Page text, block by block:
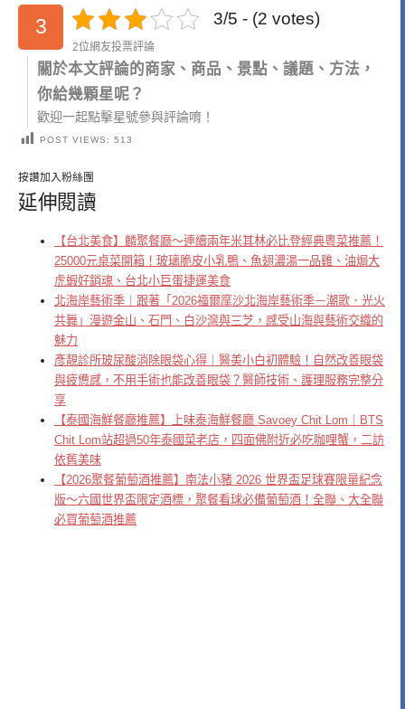
3 3/5 - (2 votes)
2位網友投票評論
關於本文評論的商家、商品、景點、議題、方法，
你給幾顆星呢？
歡迎一起點擊星號參與評論唷！
POST VIEWS: 513
按讚加入粉絲團
延伸閱讀
【台北美食】麟聚餐廳～連續兩年米其林必比登經典粵菜推薦！
25000元桌菜開箱！玻璃脆皮小乳鴨、魚翅濃湯一品雞、油焗大
虎蝦好銷魂、台北小巨蛋捷運美食
北海岸藝術季｜跟著「2026福爾摩沙北海岸藝術季－潮歌．光火
共舞」漫遊金山、石門、白沙灣與三芝，感受山海與藝術交織的
魅力
彥靚診所玻尿酸消除眼袋心得｜醫美小白初體驗！自然改善眼袋
與疲憊感，不用手術也能改善眼袋？醫師技術、護理服務完整分
享
【泰國海鮮餐廳推薦】上味泰海鮮餐廳 Savoey Chit Lom｜BTS
Chit Lom站超過50年泰國菜老店，四面佛附近必吃咖哩蟹，二訪
依舊美味
【2026聚餐葡萄酒推薦】南法小豬 2026 世界盃足球賽限量紀念
版～六國世界盃限定酒標，聚餐看球必備葡萄酒！全聯、大全聯
必買葡萄酒推薦